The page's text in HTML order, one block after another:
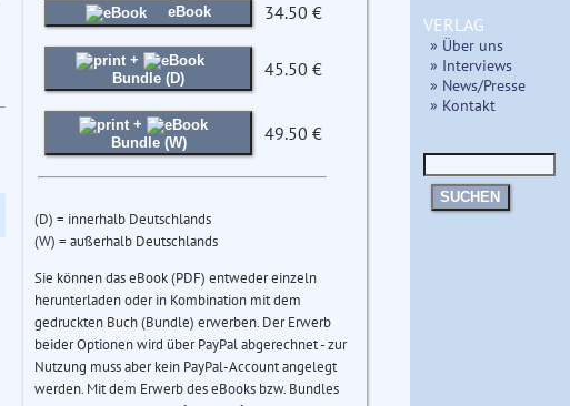
eBook 34.50 €
+
Bundle (D)
45.50 €
+
Bundle (W)
49.50 €
(D) = innerhalb Deutschlands
(W) = außerhalb Deutschlands
Sie können das eBook (PDF) entweder einzeln
herunterladen oder in Kombination mit dem
gedruckten Buch (Bundle) erwerben. Der Erwerb
beider Optionen wird über PayPal abgerechnet - zur
Nutzung muss aber kein PayPal-Account angelegt
werden. Mit dem Erwerb des eBooks bzw. Bundles
VERLAG
» Über uns
» Interviews
» News/Presse
» Kontakt
SUCHEN